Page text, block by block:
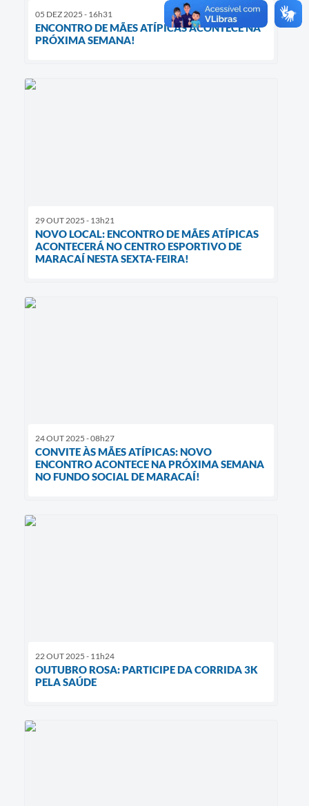
05 DEZ 2025 - 16h31
ENCONTRO DE MÃES ATÍPICAS ACONTECE NA
PRÓXIMA SEMANA!
29 OUT 2025 - 13h21
NOVO LOCAL: ENCONTRO DE MÃES ATÍPICAS
ACONTECERÁ NO CENTRO ESPORTIVO DE
MARACAÍ NESTA SEXTA-FEIRA!
24 OUT 2025 - 08h27
CONVITE ÀS MÃES ATÍPICAS: NOVO
ENCONTRO ACONTECE NA PRÓXIMA SEMANA
NO FUNDO SOCIAL DE MARACAÍ!
22 OUT 2025 - 11h24
OUTUBRO ROSA: PARTICIPE DA CORRIDA 3K
PELA SAÚDE